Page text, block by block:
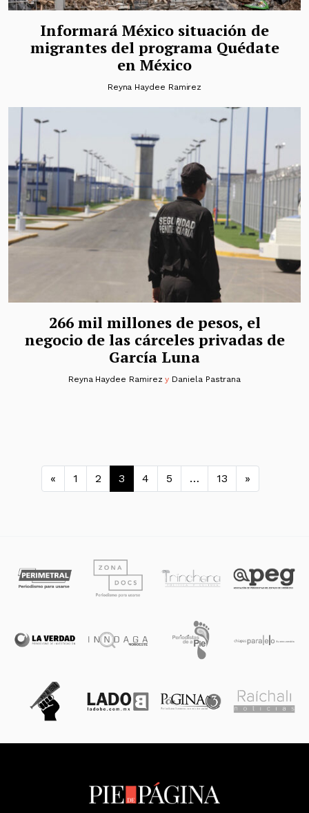
Informará México situación de
migrantes del programa Quédate
en México
Reyna Haydee Ramirez
266 mil millones de pesos, el
negocio de las cárceles privadas de
García Luna
Reyna Haydee Ramirez y Daniela Pastrana
Navegación de entradas
« 1 2 3 4 5 … 13 »